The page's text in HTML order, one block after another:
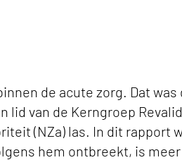
de acute zorg. Dat
lid van de Kerngroep
(NZa) las. In dit rapport
hem ontbreekt, is